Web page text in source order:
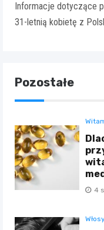
Informacje dotyczące
31-letnią kobietę z
Pozostałe
4